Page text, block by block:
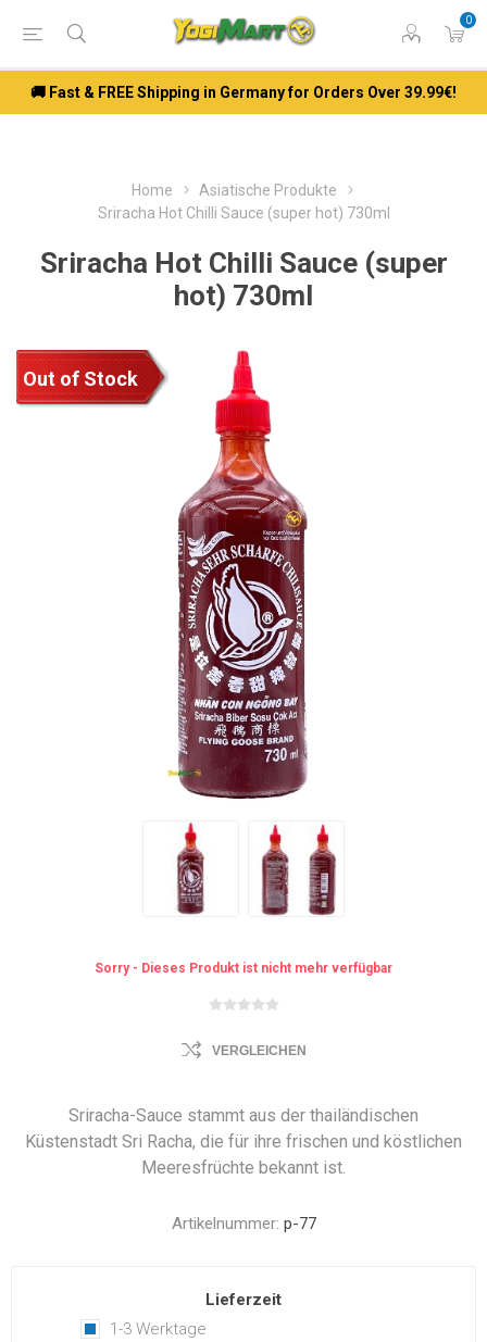
0
🚚 Fast & FREE Shipping in Germany for Orders Over 39.99€!
Home
Asiatische Produkte
Sriracha Hot Chilli Sauce (super hot) 730ml
Sriracha Hot Chilli Sauce (super
hot) 730ml
Out of Stock
Sorry - Dieses Produkt ist nicht mehr verfügbar
VERGLEICHEN
Sriracha-Sauce stammt aus der thailändischen
Küstenstadt Sri Racha, die für ihre frischen und köstlichen
Meeresfrüchte bekannt ist.
Artikelnummer: p-77
Lieferzeit
1-3 Werktage